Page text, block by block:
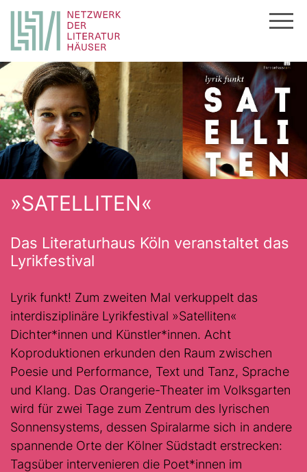
Zum
Inhalt
springen
»SATELLITEN«
Das Literaturhaus Köln veranstaltet das
Lyrikfestival
Lyrik funkt! Zum zweiten Mal verkuppelt das
interdisziplinäre Lyrikfestival »Satelliten«
Dichter*innen und Künstler*innen. Acht
Koproduktionen erkunden den Raum zwischen
Poesie und Performance, Text und Tanz, Sprache
und Klang. Das Orangerie-Theater im Volksgarten
wird für zwei Tage zum Zentrum des lyrischen
Sonnensystems, dessen Spiralarme sich in andere
spannende Orte der Kölner Südstadt erstrecken:
Tagsüber intervenieren die Poet*innen im